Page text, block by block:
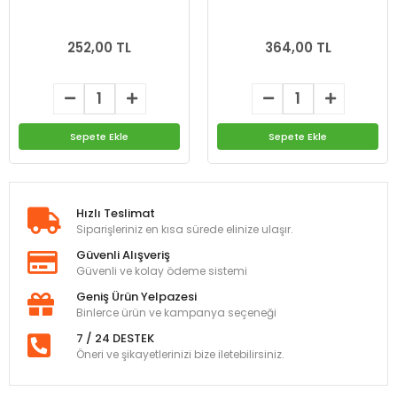
252,00 TL
Sepete Ekle
364,00 TL
Sepete Ekle
Hızlı Teslimat
Siparişleriniz en kısa sürede elinize ulaşır.
Güvenli Alışveriş
Güvenli ve kolay ödeme sistemi
Geniş Ürün Yelpazesi
Binlerce ürün ve kampanya seçeneği
7 / 24 DESTEK
Öneri ve şikayetlerinizi bize iletebilirsiniz.